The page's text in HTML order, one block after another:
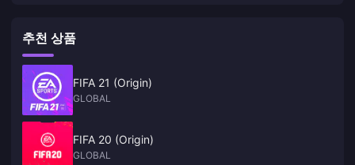
추천 상품
FIFA 21 (Origin)
GLOBAL
FIFA 20 (Origin)
GLOBAL